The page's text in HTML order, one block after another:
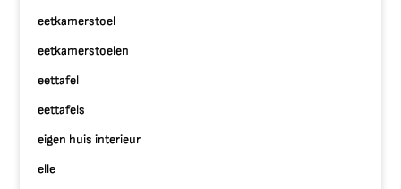
eetkamerstoel
eetkamerstoelen
eettafel
eettafels
eigen huis interieur
elle